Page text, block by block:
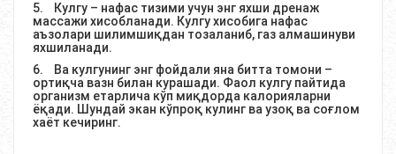
5. Кулгу – нафас тизими учун энг яхши дренаж
массажи хисобланади. Кулгу хисобига нафас
аъзолари шилимшиқдан тозаланиб, газ алмашинуви
яхшиланади.
6. Ва кулгунинг энг фойдали яна битта томони –
ортиқча вазн билан курашади. Фаол кулгу пайтида
организм етарлича кўп миқдорда калорияларни
ёқади. Шундай экан кўпроқ кулинг ва узоқ ва соғлом
хаёт кечиринг.